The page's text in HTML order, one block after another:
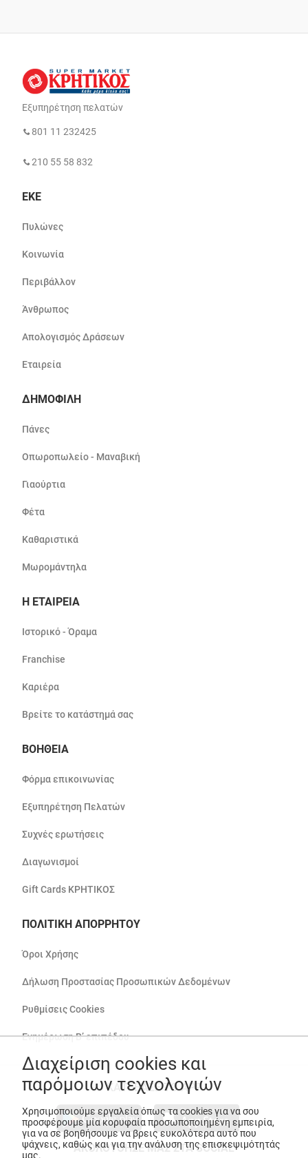
Εξυπηρέτηση πελατών
801 11 232425
210 55 58 832
ΕΚΕ
Πυλώνες
Κοινωνία
Περιβάλλον
Άνθρωπος
Απολογισμός Δράσεων
Εταιρεία
ΔΗΜΟΦΙΛΗ
Πάνες
Οπωροπωλείο - Μαναβική
Γιαούρτια
Φέτα
Καθαριστικά
Μωρομάντηλα
Η ΕΤΑΙΡΕΙΑ
Ιστορικό - Όραμα
Franchise
Καριέρα
Βρείτε το κατάστημά σας
ΒΟΗΘΕΙΑ
Φόρμα επικοινωνίας
Εξυπηρέτηση Πελατών
Συχνές ερωτήσεις
Διαγωνισμοί
Gift Cards ΚΡΗΤΙΚΟΣ
ΠΟΛΙΤΙΚΗ ΑΠΟΡΡΗΤΟΥ
Όροι Χρήσης
Δήλωση Προστασίας Προσωπικών Δεδομένων
Ρυθμίσεις Cookies
Ενημέρωση Β’ επιπέδου
ΚΑΤΕΒΑΣΕ ΤΟ APP
ΑΚΟΛΟΥΘΗΣΕ ΜΑΣ ΣΤΑ SOCIAL
Διαχείριση cookies και
παρόμοιων τεχνολογιών
Χρησιμοποιούμε εργαλεία όπως τα cookies για να σου
προσφέρουμε μία κορυφαία προσωποποιημένη εμπειρία,
για να σε βοηθήσουμε να βρεις ευκολότερα αυτό που
ψάχνεις, καθώς και για την ανάλυση της επισκεψιμότητάς
μας.